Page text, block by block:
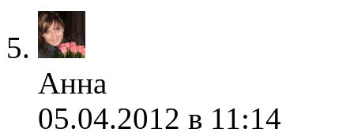
Анна
05.04.2012 в 11:14